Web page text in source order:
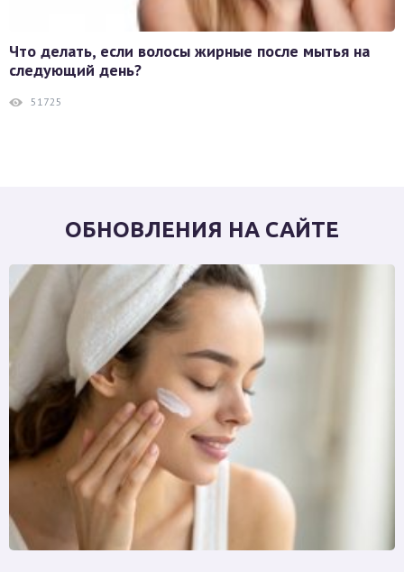
Что делать, если волосы жирные после мытья на
следующий день?
51725
ОБНОВЛЕНИЯ НА САЙТЕ